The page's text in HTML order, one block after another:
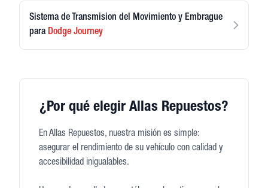
Sistema de Transmision del Movimiento y Embrague
para Dodge Journey
¿Por qué elegir Allas Repuestos?
En Allas Repuestos, nuestra misión es simple:
asegurar el rendimiento de su vehículo con calidad y
accesibilidad inigualables.